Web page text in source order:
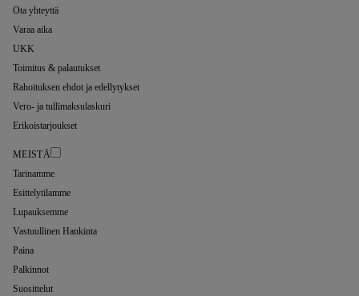
Ota yhteyttä
Varaa aika
UKK
Toimitus & palautukset
Rahoituksen ehdot ja edellytykset
Vero- ja tullimaksulaskuri
Erikoistarjoukset
MEISTÄ
Tarinamme
Esittelytilamme
Lupauksemme
Vastuullinen Hankinta
Paina
Palkinnot
Suosittelut